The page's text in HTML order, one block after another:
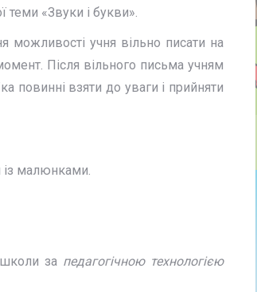
теми «Звуки і букви».
можливості учня вільно писати на
Після вільного письма учням
повинні взяти до уваги і прийняти
із малюнками.
школи за педагогічною технологією